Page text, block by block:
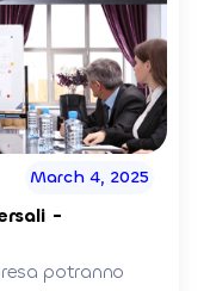
March 4, 2025
-
potranno